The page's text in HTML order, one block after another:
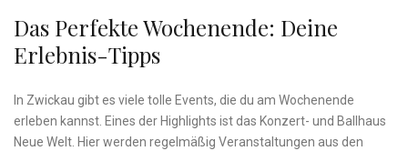
Das Perfekte Wochenende: Deine
Erlebnis-Tipps
In Zwickau⁢ gibt es⁣ viele tolle Events, die du ⁣am Wochenende
⁤erleben kannst. Eines der Highlights ist​ das ‌Konzert- und Ballhaus
Neue ⁢Welt. ⁤Hier werden regelmäßig Veranstaltungen aus den